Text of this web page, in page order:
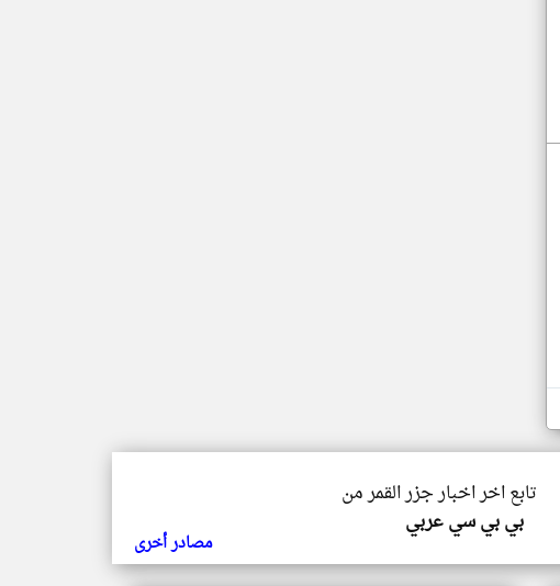
تابع اخر اخبار جزر القمر من
بي بي سي عربي
مصادر أخرى